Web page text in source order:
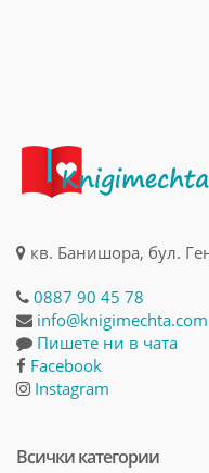
кв. Банишора, бул.
0887 90 45 78
info@knigimechta.com
Пишете ни в чата
Facebook
Instagram
Всички категории